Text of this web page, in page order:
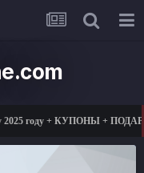
году + КУПОНЫ + ПОДАРКИ